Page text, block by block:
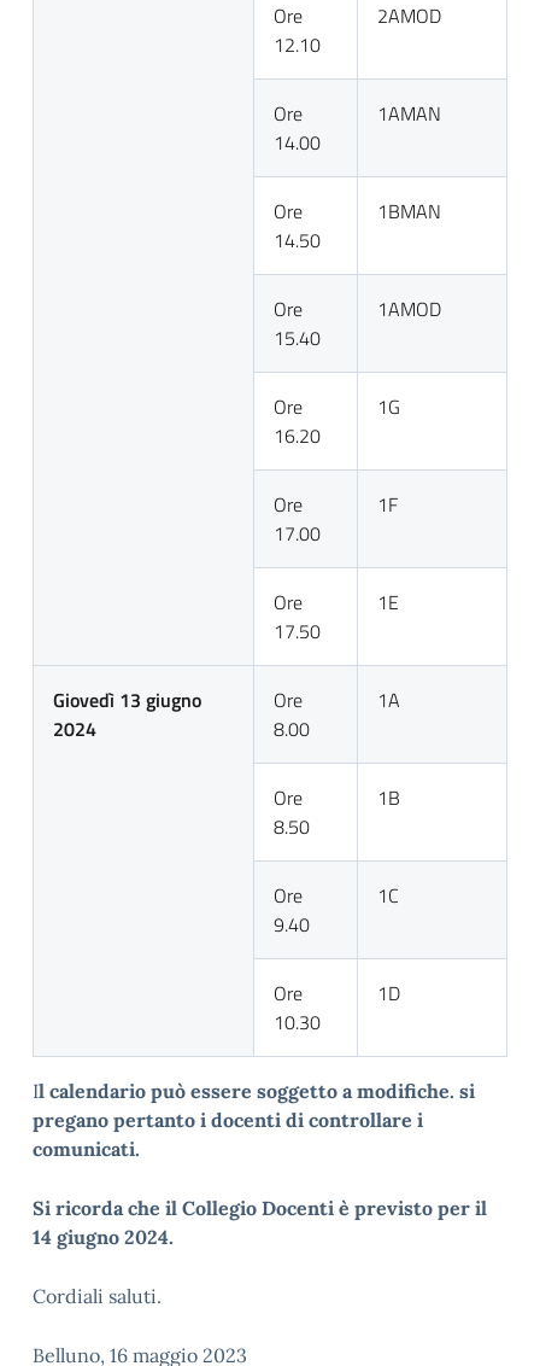
Ore
12.10
2AMOD
Ore
14.00
1AMAN
Ore
14.50
1BMAN
Ore
15.40
1AMOD
Ore
16.20
1G
Ore
17.00
1F
Ore
17.50
1E
Giovedì 13 giugno
2024
Ore
8.00
1A
Ore
8.50
1B
Ore
9.40
1C
Ore
10.30
1D
Il calendario può essere soggetto a modifiche. si
pregano pertanto i docenti di controllare i
comunicati.
Si ricorda che il Collegio Docenti è previsto per il
14 giugno 2024.
Cordiali saluti.
Belluno, 16 maggio 2023